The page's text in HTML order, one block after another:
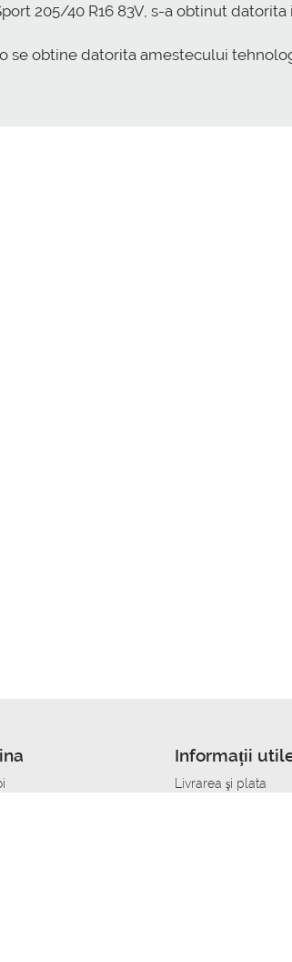
205/40 R16 83V, s-a obtinut
se obtine datorita amestecului
Informații
Livrarea şi plata